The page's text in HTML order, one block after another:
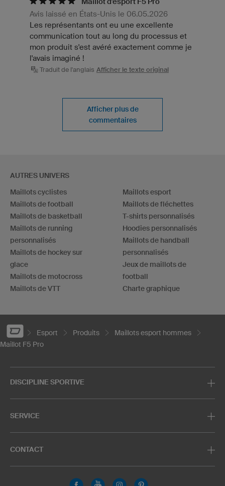
Avis laissé en États-Unis le 06.05.2026
Les représentants ont eu une excellente
communication tout au long du processus et
mon produit s'est avéré exactement comme je
l'avais imaginé !
Traduit de l'anglais Afficher le texte original
Afficher plus de
commentaires
AUTRES UNIVERS
Maillots cyclistes
Maillots de football
Maillots de basketball
Maillots de running
personnalisés
Maillots de hockey sur
glace
Maillots de motocross
Maillots de VTT
Maillots esport
Maillots de fléchettes
T-shirts personnalisés
Hoodies personnalisés
Maillots de handball
personnalisés
Jeux de maillots de
football
Charte graphique
Esport Produits
Maillots esport hommes
Maillot F5 Pro
DISCIPLINE SPORTIVE
SERVICE
CONTACT